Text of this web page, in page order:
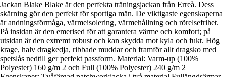
Jackan Blake Blake är den perfekta träningsjackan från Erreà. Dess
skärning gör den perfekt för sportiga män. De viktigaste egenskaperna
är andningsförmåga, värmeisolering, värmehållning och rörelsefrihet.
På insidan är den emerised för att garantera värme och komfort; på
utsidan är den extremt robust och kan skydda mot kyla och fukt. Hög
krage, halv dragkedja, ribbade muddar och framför allt dragsko med
spetslås nedtill ger perfekt passform. Material: Varm-up (100%
Polyester) 160 g/m 2 och Full (100% Polyester) 240 g/m 2